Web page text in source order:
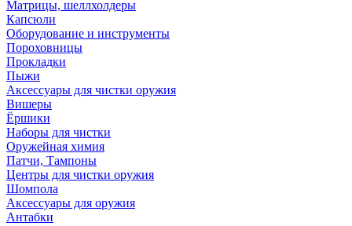
Матрицы, шеллхолдеры
Капсюли
Оборудование и инструменты
Пороховницы
Прокладки
Пыжи
Аксессуары для чистки оружия
Вишеры
Ёршики
Наборы для чистки
Оружейная химия
Патчи, Тампоны
Центры для чистки оружия
Шомпола
Аксессуары для оружия
Антабки